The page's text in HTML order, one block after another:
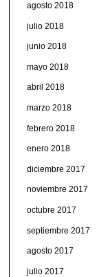
agosto 2018
julio 2018
junio 2018
mayo 2018
abril 2018
marzo 2018
febrero 2018
enero 2018
diciembre 2017
noviembre 2017
octubre 2017
septiembre 2017
agosto 2017
julio 2017